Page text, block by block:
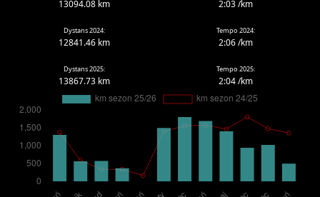
13094.08 km 2:03 /km
Dystans 2024:
12841.46 km
Tempo 2024:
2:06 /km
Dystans 2025:
13867.73 km
Tempo 2025:
2:04 /km